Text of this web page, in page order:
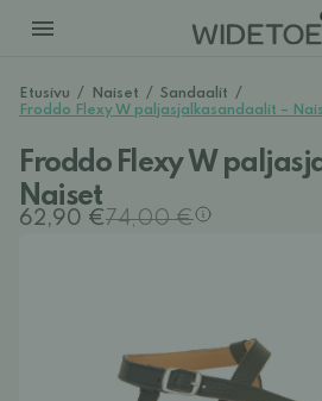
Etusivu / Naiset / Sandaalit /
Froddo Flexy W paljasjalkasandaalit –
Froddo Flexy W
Naiset
62,90 €74,00 €